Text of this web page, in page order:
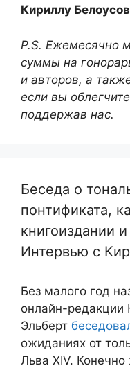
Кириллу
P.S. Ежемесячно
суммы на
и авторов, а
если вы
поддержав нас.
Беседа о
понтификата,
книгоиздании
Интервью с
Без малого год
онлайн-редакции
Эльберт
ожиданиях от
Льва XIV.